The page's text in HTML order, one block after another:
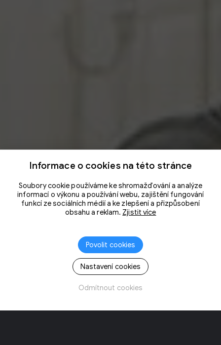
Informace o cookies na této stránce
Soubory cookie používáme ke shromažďování a analýze
informací o výkonu a používání webu, zajištění fungování
funkcí ze sociálních médií a ke zlepšení a přizpůsobení
obsahu a reklam. Zjistit více
Povolit cookies
Nastavení cookies
Odmítnout cookies